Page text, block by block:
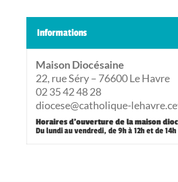
Informations
Maison Diocésaine
22, rue Séry – 76600 Le Havre
02 35 42 48 28
diocese@catholique-
Horaires d’ouverture de la maison
Du lundi au vendredi, de 9h à 12h et de 14h